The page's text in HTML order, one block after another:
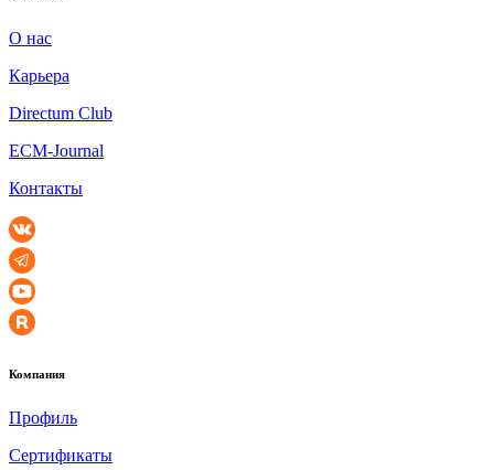
О нас
Карьера
Directum Club
ECM-Journal
Контакты
Компания
Профиль
Сертификаты